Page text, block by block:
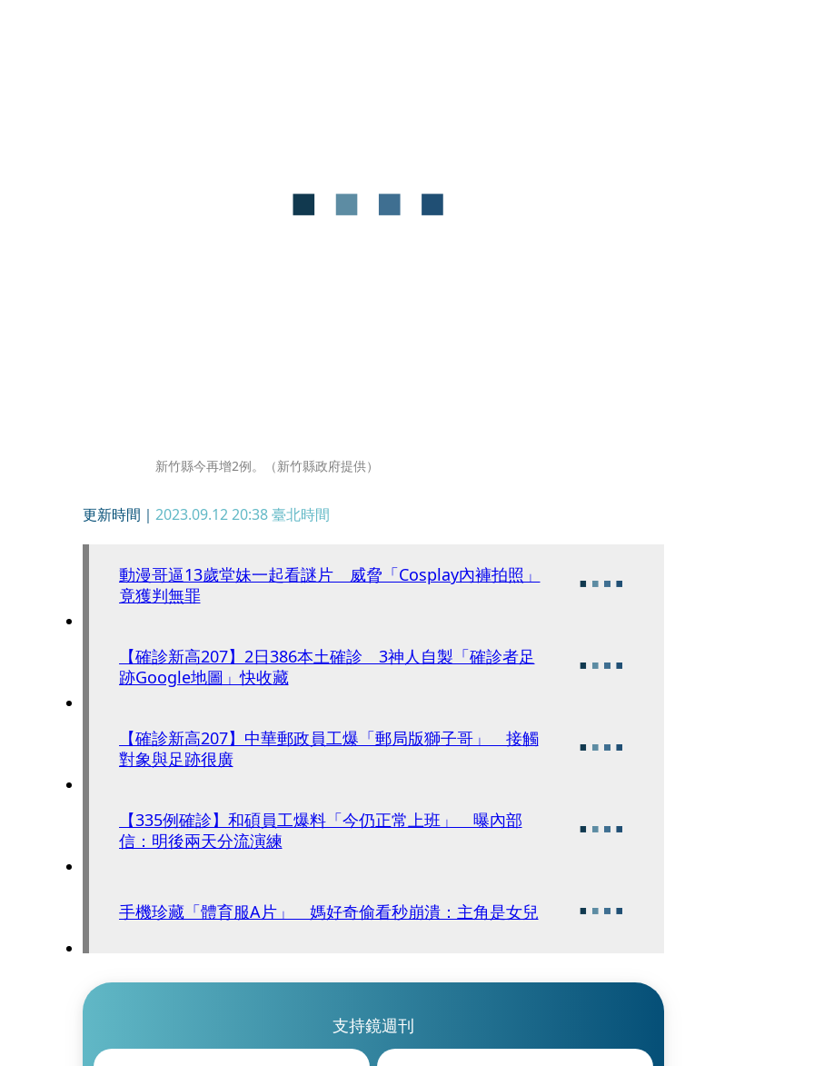
新竹縣今再增2例。（新竹縣政府提供）
更新時間｜ 2023.09.12 20:38臺北時間
動漫哥逼13歲堂妹一起看謎片 威脅「Cosplay內褲拍照」
竟獲判無罪
【確診新高207】2日386本土確診 3神人自製「確診者足
跡Google地圖」快收藏
【確診新高207】中華郵政員工爆「郵局版獅子哥」 接觸
對象與足跡很廣
【335例確診】和碩員工爆料「今仍正常上班」 曝內部
信：明後兩天分流演練
手機珍藏「體育服A片」 媽好奇偷看秒崩潰：主角是女兒
支持鏡週刊